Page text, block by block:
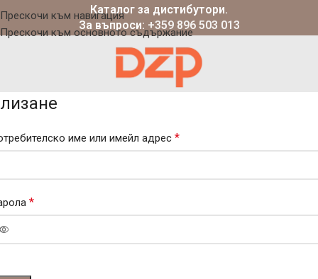
Прескочи към навигация
Прескочи към основното съдържание
Каталог за дистибутори.
За въпроси: +359 896 503 013
име или имейл адрес *
*